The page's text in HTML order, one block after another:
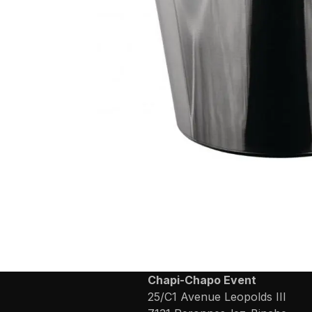
Chapi-Chapo Event
25/C1 Avenue Leopolds III